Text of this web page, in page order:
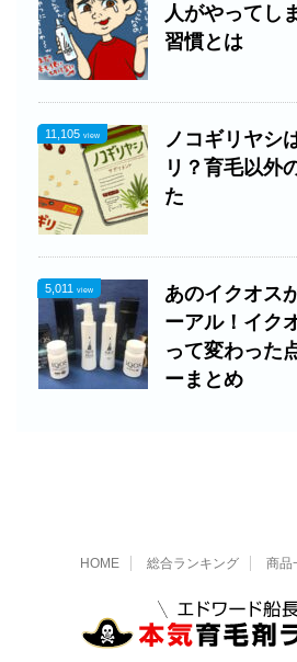
人がやってし
習慣とは
11,105 view
ノコギリヤシ
リ？育毛以外
た
5,011 view
あのイクオス
ーアル！イク
って変わった
ーまとめ
HOME 総合ランキング 商品